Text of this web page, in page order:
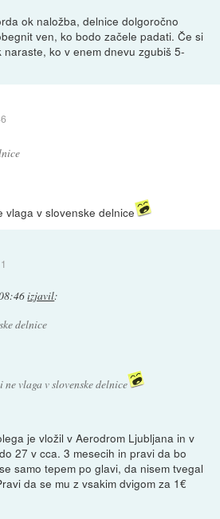
ok naložba, delnice dolgoročno
ven, ko bodo začele padati. Če si
ko v enem dnevu zgubiš 5-
vlaga v slovenske delnice
izjavil:
delnice
vlaga v slovenske delnice
je vložil v Aerodrom Ljubljana in v
27 v cca. 3 mesecih in pravi da bo
samo tepem po glavi, da nisem tvegal
da se mu z vsakim dvigom za 1€